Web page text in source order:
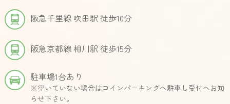
阪急千里線 吹田駅 徒歩10分
阪急京都線 相川駅 徒歩15分
駐車場1台あり
※空いていない場合はコインパーキングへ駐車し受付へお知
らせ下さい。